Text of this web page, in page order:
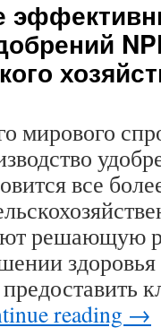
мирового
все
решающую
reading →